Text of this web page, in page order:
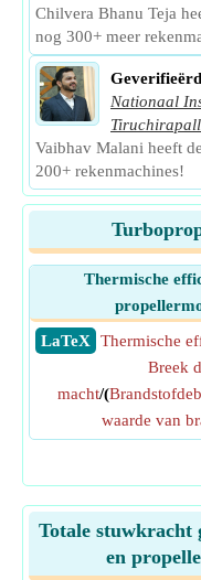
Chilvera Bhanu Teja
nog 300+ meer
Nationaal
Vaibhav Malani heeft
200+ rekenmachines!
Thermische
​ LaTeX
Thermische
Breek
macht/(
waarde van
Totale stuwkracht
en